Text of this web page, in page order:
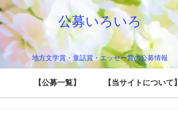
公募いろいろ
地方文学賞・童話賞・エッセー賞の公募情報
【公募一覧】 【当サイトについて】